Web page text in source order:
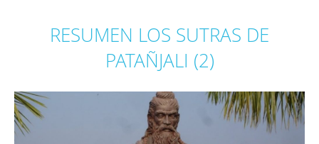
RESUMEN LOS SUTRAS DE
PATAÑJALI (2)